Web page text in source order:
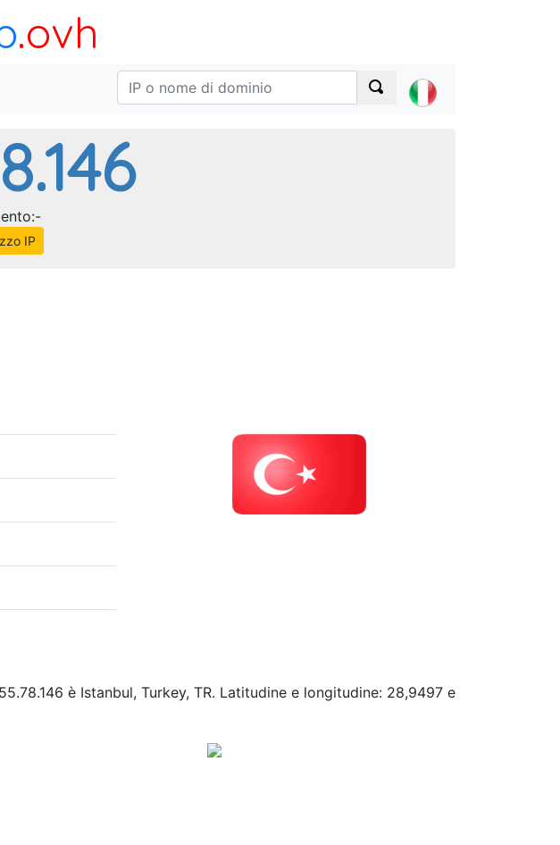
.ovh
IP
è Istanbul, Turkey, TR. Latitudine e longitudine: 28,9497 e